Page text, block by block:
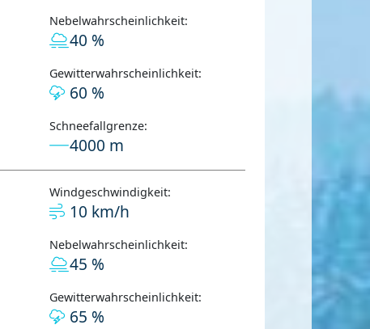
Nebelwahrscheinlichkeit:
40 %
Gewitterwahrscheinlichkeit:
60 %
Schneefallgrenze:
4000 m
Windgeschwindigkeit:
10 km/h
Nebelwahrscheinlichkeit:
45 %
Gewitterwahrscheinlichkeit:
65 %